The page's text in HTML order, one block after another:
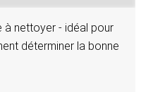
à nettoyer - idéal pour
déterminer la bonne